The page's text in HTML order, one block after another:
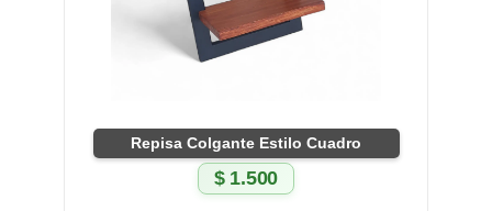
Repisa Colgante Estilo Cuadro
$1.500